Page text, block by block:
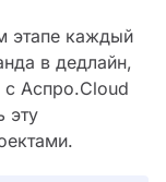
этапе каждый
в дедлайн,
с Аспро.Cloud
эту